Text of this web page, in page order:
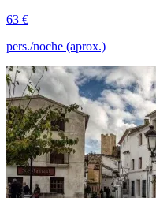
63 €
pers./noche (aprox.)